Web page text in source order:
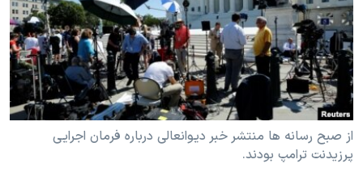
فرهنگ و زندگی
حقوق شهروندی
اقتصادی
علم و فناوری
اسرائیل در جنگ
گالری عکس
مستندها
انتخابات ریاست جمهوری آمریکا ۲۰۲۴
حمله جمهوری اسلامی به اسرائیل
رمز مهسا
ورزش زنان در ایران
اعتراضات زن، زندگی، آزادی
دنبال کنید
زبانهای مختلف
از صبح رسانه ها منتشر خبر دیوانعالی درباره فرمان اجرایی
پرزیدنت ترامپ بودند.